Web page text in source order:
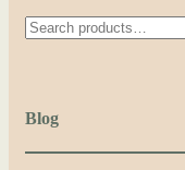
Search
Blog